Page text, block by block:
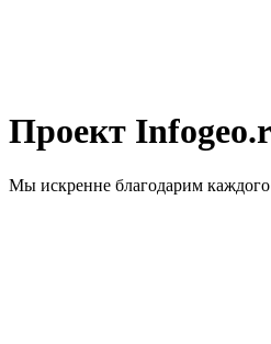
Проект
Мы искренне благодарим каждого